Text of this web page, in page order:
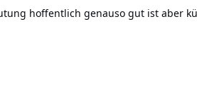
hoffentlich genauso gut ist aber